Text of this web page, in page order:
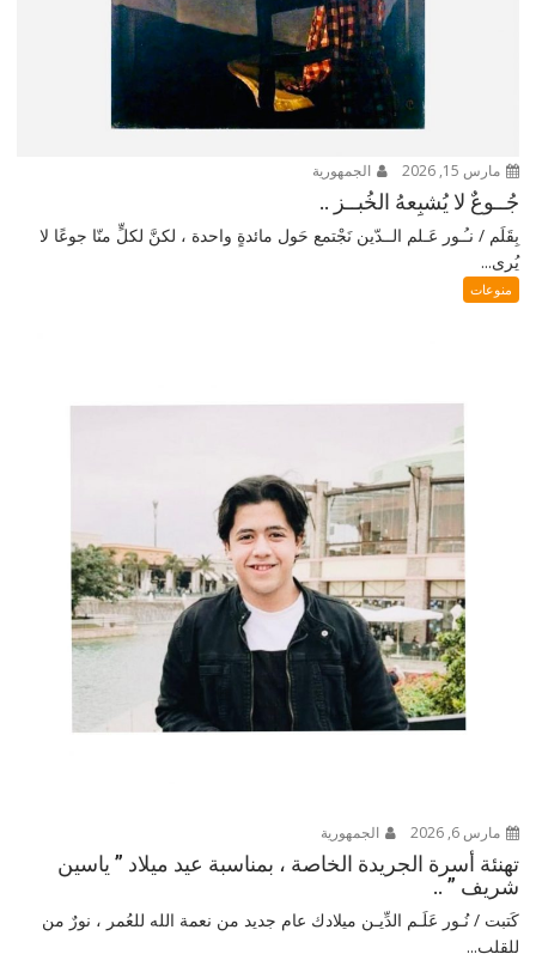
مارس 15, 2026 الجمهورية
جُــوعٌ لا يُشبِعهُ الخُبــز ..
بِقَلَم / نـُـور عَـلم الــدّين نَجْتمع حَول مائدةٍ واحدة ، لكنَّ لكلٍّ منّا جوعًا لا
يُرى...
منوعات
مارس 6, 2026 الجمهورية
تهنئة أسرة الجريدة الخاصة ، بمناسبة عيد ميلاد ” ياسين
شريف ” ..
كَتبت / نُـور عَلَـم الدِّيـن ميلادك عام جديد من نعمة الله للعُمر ، نورٌ من
للقلب...